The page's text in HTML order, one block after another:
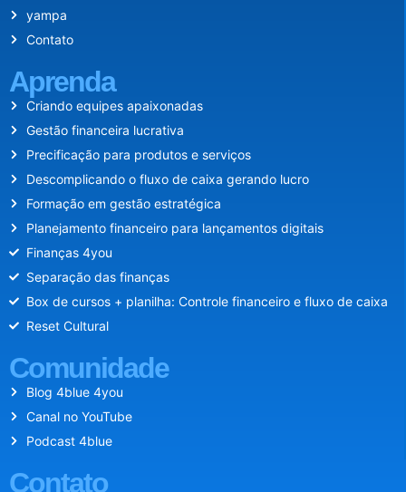
yampa
Contato
Aprenda
Criando equipes apaixonadas
Gestão financeira lucrativa
Precificação para produtos e serviços
Descomplicando o fluxo de caixa gerando lucro
Formação em gestão estratégica
Planejamento financeiro para lançamentos digitais
Finanças 4you
Separação das finanças
Box de cursos + planilha: Controle financeiro e fluxo de caixa
Reset Cultural
Comunidade
Blog 4blue 4you
Canal no YouTube
Podcast 4blue
Contato